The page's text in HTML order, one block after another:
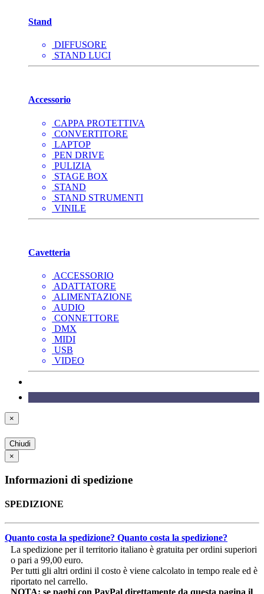
Stand
DIFFUSORE
STAND LUCI
Accessorio
CAPPA PROTETTIVA
CONVERTITORE
LAPTOP
PEN DRIVE
PULIZIA
STAGE BOX
STAND
STAND STRUMENTI
VINILE
Cavetteria
ACCESSORIO
ADATTATORE
ALIMENTAZIONE
AUDIO
CONNETTORE
DMX
MIDI
USB
VIDEO
×
Chiudi
×
Informazioni di spedizione
SPEDIZIONE
Quanto costa la spedizione? Quanto costa la spedizione?
La spedizione per il territorio italiano è gratuita per ordini superiori
o pari a 99,00 euro.
Per tutti gli altri ordini il costo è viene calcolato in tempo reale ed è
riportato nel carrello.